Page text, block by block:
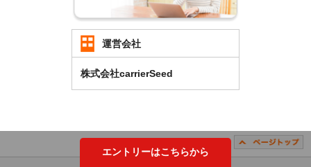
エントリーはこちらから
運営会社
株式会社carrierSeed